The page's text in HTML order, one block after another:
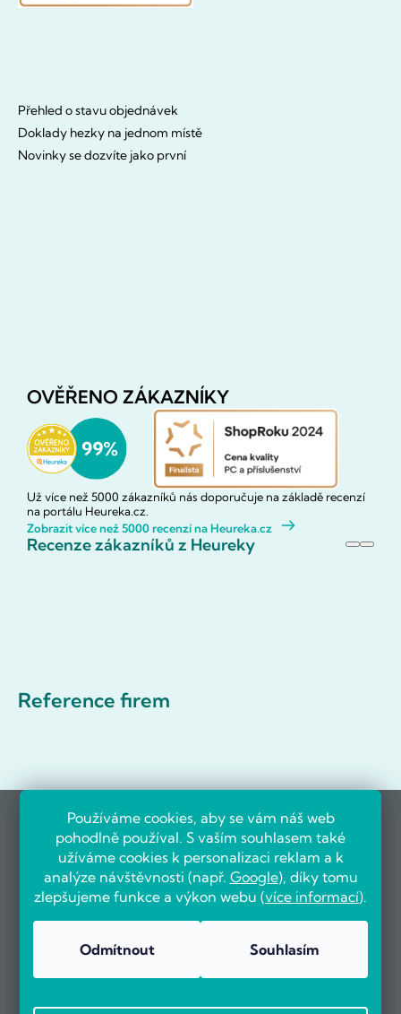
Používáme cookies, aby se vám náš web
pohodlně používal. S vaším souhlasem také
užíváme cookies k personalizaci reklam a k
analýze návštěvnosti (např. Google), díky tomu
zlepšujeme funkce a výkon webu (více informací).
Odmítnout Souhlasím
Přehled o stavu objednávek
Doklady hezky na jednom místě
Novinky se dozvíte jako první
OVĚŘENO ZÁKAZNÍKY
Už více než 5000 zákazníků nás doporučuje na základě recenzí
na portálu Heureka.cz.
Zobrazit více než 5000 recenzí na Heureka.cz
Recenze zákazníků z Heureky
Reference firem